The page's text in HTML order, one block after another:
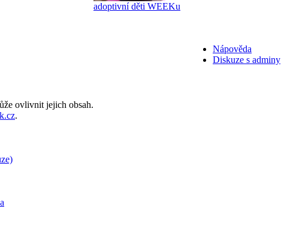
adoptivní děti WEEKu
Nápověda
Diskuze s adminy
ovlivnit jejich obsah.
.